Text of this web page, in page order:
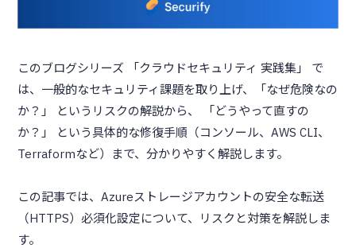
このブログシリーズ 「クラウドセキュリティ 実践集」 で
は、一般的なセキュリティ課題を取り上げ、「なぜ危険なの
か？」 というリスクの解説から、 「どうやって直すの
か？」 という具体的な修復手順（コンソール、AWS CLI、
Terraformなど）まで、分かりやすく解説します。
この記事では、Azureストレージアカウントの安全な転送
（HTTPS）必須化設定について、リスクと対策を解説しま
す。